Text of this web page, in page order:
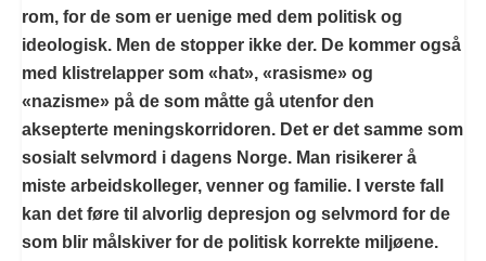
rom, for de som er uenige med dem politisk og
ideologisk. Men de stopper ikke der. De kommer også
med klistrelapper som «hat», «rasisme» og
«nazisme» på de som måtte gå utenfor den
aksepterte meningskorridoren. Det er det samme som
sosialt selvmord i dagens Norge. Man risikerer å
miste arbeidskolleger, venner og familie. I verste fall
kan det føre til alvorlig depresjon og selvmord for de
som blir målskiver for de politisk korrekte miljøene.